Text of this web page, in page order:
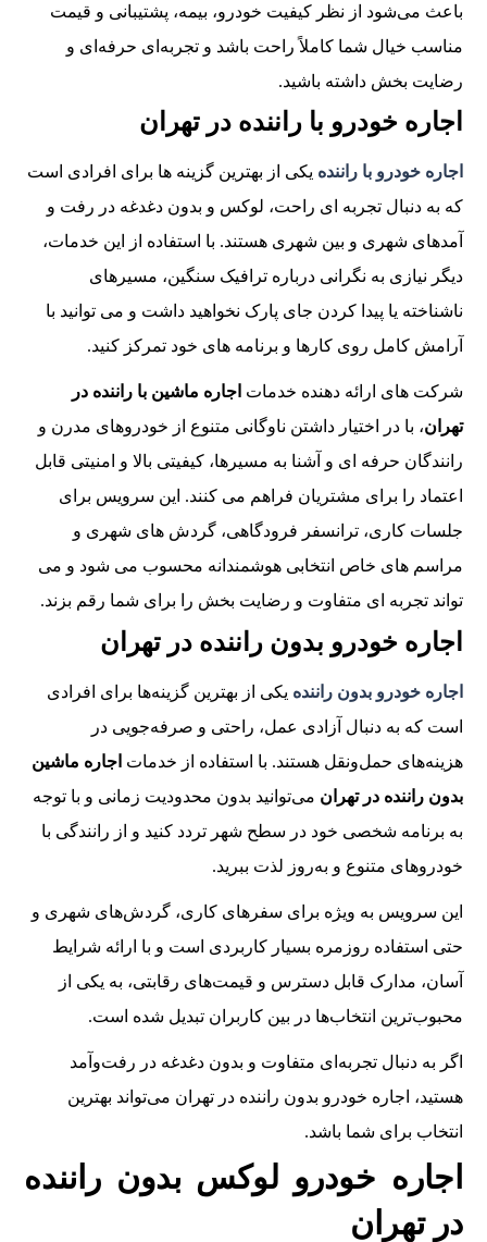
باعث می‌شود از نظر کیفیت خودرو، بیمه، پشتیبانی و قیمت
مناسب خیال شما کاملاً راحت باشد و تجربه‌ای حرفه‌ای و
رضایت بخش داشته باشید.
اجاره خودرو با راننده در تهران
اجاره خودرو با راننده یکی از بهترین گزینه ها برای افرادی است
که به دنبال تجربه ای راحت، لوکس و بدون دغدغه در رفت و
آمدهای شهری و بین شهری هستند. با استفاده از این خدمات،
دیگر نیازی به نگرانی درباره ترافیک سنگین، مسیرهای
ناشناخته یا پیدا کردن جای پارک نخواهید داشت و می توانید با
آرامش کامل روی کارها و برنامه های خود تمرکز کنید.
شرکت های ارائه دهنده خدمات اجاره ماشین با راننده در
تهران، با در اختیار داشتن ناوگانی متنوع از خودروهای مدرن و
رانندگان حرفه ای و آشنا به مسیرها، کیفیتی بالا و امنیتی قابل
اعتماد را برای مشتریان فراهم می کنند. این سرویس برای
جلسات کاری، ترانسفر فرودگاهی، گردش های شهری و
مراسم های خاص انتخابی هوشمندانه محسوب می شود و می
تواند تجربه ای متفاوت و رضایت بخش را برای شما رقم بزند.
اجاره خودرو بدون راننده در تهران
اجاره خودرو بدون راننده یکی از بهترین گزینه‌ها برای افرادی
است که به دنبال آزادی عمل، راحتی و صرفه‌جویی در
هزینه‌های حمل‌ونقل هستند. با استفاده از خدمات اجاره ماشین
بدون راننده در تهران می‌توانید بدون محدودیت زمانی و با توجه
به برنامه شخصی خود در سطح شهر تردد کنید و از رانندگی با
خودروهای متنوع و به‌روز لذت ببرید.
این سرویس به ویژه برای سفرهای کاری، گردش‌های شهری و
حتی استفاده روزمره بسیار کاربردی است و با ارائه شرایط
آسان، مدارک قابل دسترس و قیمت‌های رقابتی، به یکی از
محبوب‌ترین انتخاب‌ها در بین کاربران تبدیل شده است.
اگر به دنبال تجربه‌ای متفاوت و بدون دغدغه در رفت‌وآمد
هستید، اجاره خودرو بدون راننده در تهران می‌تواند بهترین
انتخاب برای شما باشد.
اجاره خودرو لوکس بدون راننده
در تهران